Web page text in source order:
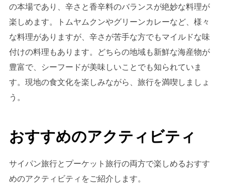
の本場であり、辛さと香辛料のバランスが絶妙な料理が
楽しめます。トムヤムクンやグリーンカレーなど、様々
な料理がありますが、辛さが苦手な方でもマイルドな味
付けの料理もあります。どちらの地域も新鮮な海産物が
豊富で、シーフードが美味しいことでも知られていま
す。現地の食文化を楽しみながら、旅行を満喫しましょ
う。
おすすめのアクティビティ
サイパン旅行とプーケット旅行の両方で楽しめるおすす
めのアクティビティをご紹介します。